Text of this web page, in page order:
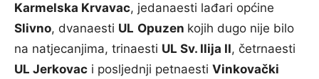
Karmelska Krvavac, jedanaesti lađari općine
Slivno, dvanaesti UL Opuzen kojih dugo nije bilo
na natjecanjima, trinaesti UL Sv. Ilija II, četrnaesti
UL Jerkovac i posljednji petnaesti Vinkovački